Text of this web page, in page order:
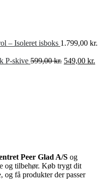
– Isoleret isboks 1.799,00 kr.
P-skive 599,00kr. Den
549,00 kr.
Peer Glad A/S og
og tilbehør. Køb trygt dit
få produkter der passer